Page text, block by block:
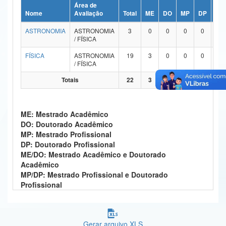
Ministério da Ciência, Tecnologia, Inovações e Comunicações
Ministério do Meio Ambiente
Ministério do Turismo
Ministério do Desenvolvimento Regional
Ministério da Mulher, da Família e dos Direitos Humanos
Secretaria-Geral
Secretaria de Governo
Gabinete de Segurança Institucional
Nome
Área de
Avaliação
Total ME DO MP DP
ASTRONOMIA
ASTRONOMIA
/ FÍSICA
3 0 0 0 0
FÍSICA
ASTRONOMIA
/ FÍSICA
19 3 0 0 0
Totais 22 3 0 0 0
ME: Mestrado Acadêmico
DO: Doutorado Acadêmico
MP: Mestrado Profissional
DP: Doutorado Profissional
ME/DO: Mestrado Acadêmico e Doutorado
Acadêmico
MP/DP: Mestrado Profissional e Doutorado
Profissional
Gerar arquivo XLS